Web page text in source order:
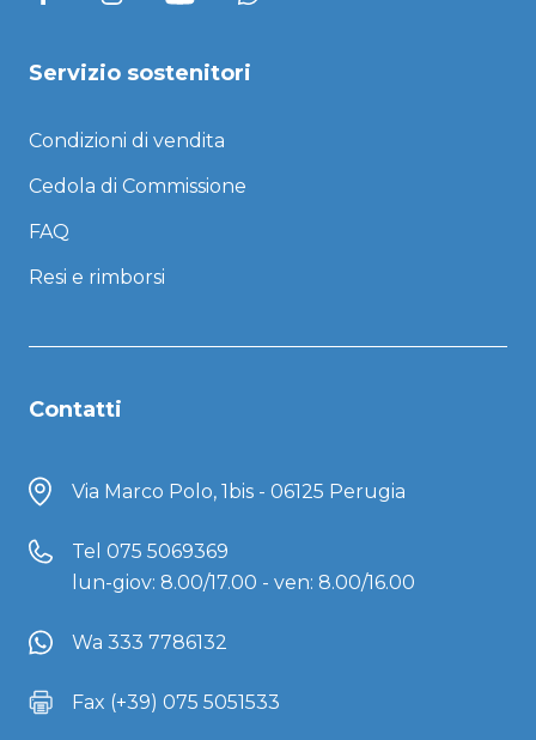
Servizio sostenitori
Condizioni di vendita
Cedola di Commissione
FAQ
Resi e rimborsi
Contatti
Via Marco Polo, 1bis - 06125 Perugia
Tel 075 5069369
lun-giov: 8.00/17.00 - ven: 8.00/16.00
Wa 333 7786132
Fax (+39) 075 5051533